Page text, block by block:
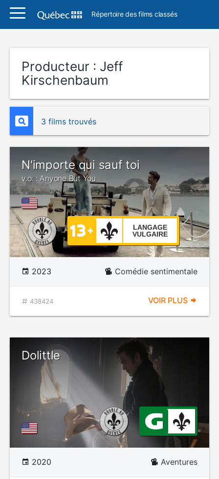
Répertoire des films classés
Producteur : Jeff
Kirschenbaum
3 films trouvés
N'importe qui sauf toi
v.o. : Anyone But You
LANGAGE
VULGAIRE
2023 Comédie sentimentale
438424 VOIR PLUS
Dolittle
2020 Aventures